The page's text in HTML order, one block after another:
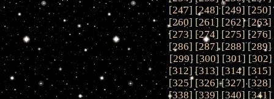
[247] [248] [249] [250]
[260] [261] [262] [263]
[273] [274] [275] [276]
[286] [287] [288] [289]
[299] [300] [301] [302]
[312] [313] [314] [315]
[325] [326] [327] [328]
[338] [339] [340] [341]